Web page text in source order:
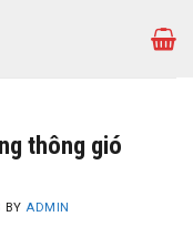
thông gió
BY ADMIN